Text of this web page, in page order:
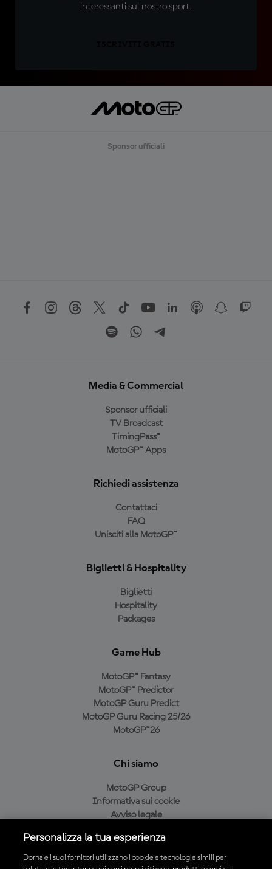
interessanti sul nostro sport.
Sponsor ufficiali
Media & Commercial
Sponsor ufficiali
TV Broadcast
TimingPass™
MotoGP™ Apps
Richiedi assistenza
Contattaci
FAQ
Unisciti alla MotoGP™
Biglietti & Hospitality
Biglietti
Hospitality
Packages
Game Hub
MotoGP™ Fantasy
MotoGP™ Predictor
MotoGP Guru Predict
MotoGP Guru Racing 25/26
MotoGP™26
Chi siamo
MotoGP Group
Informativa sui cookie
Avviso legale
Condizioni di acquisto
Personalizza la tua esperienza
Dorna e i suoi fornitori utilizzano i cookie e tecnologie simili per